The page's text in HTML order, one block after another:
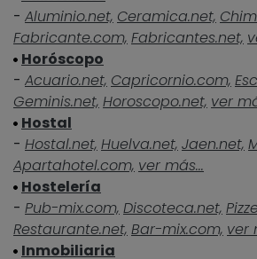
- Aluminio.net, Ceramica.net,
Fabricante.com, Fabricantes.net,
Horóscopo
- Acuario.net, Capricornio.com,
Geminis.net, Horoscopo.net, ver
Hostal
- Hostal.net, Huelva.net, Jaen.net,
Apartahotel.com, ver más...
Hostelería
- Pub-mix.com, Discoteca.net,
Restaurante.net, Bar-mix.com, ver
Inmobiliaria